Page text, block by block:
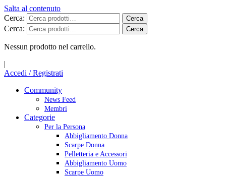
Salta al contenuto
Cerca:
Cerca
Cerca: Cerca
Nessun prodotto nel carrello.
|
Accedi / Registrati
Community
News Feed
Membri
Categorie
Per la Persona
Abbigliamento Donna
Scarpe Donna
Pelletteria e Accessori
Abbigliamento Uomo
Scarpe Uomo